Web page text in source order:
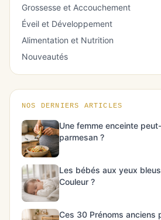
Grossesse et Accouchement
Éveil et Développement
Alimentation et Nutrition
Nouveautés
NOS DERNIERS ARTICLES
Une femme enceinte
parmesan ?
Les bébés aux yeux
Couleur ?
Ces 30 Prénoms anciens